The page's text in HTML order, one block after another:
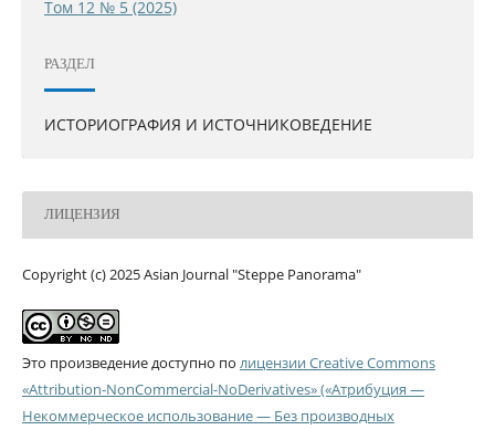
Том 12 № 5 (2025)
РАЗДЕЛ
ИСТОРИОГРАФИЯ И ИСТОЧНИКОВЕДЕНИЕ
ЛИЦЕНЗИЯ
Copyright (c) 2025 Asian Journal "Steppe Panorama"
Это произведение доступно по лицензии Creative Commons
«Attribution-NonCommercial-NoDerivatives» («Атрибуция —
Некоммерческое использование — Без производных